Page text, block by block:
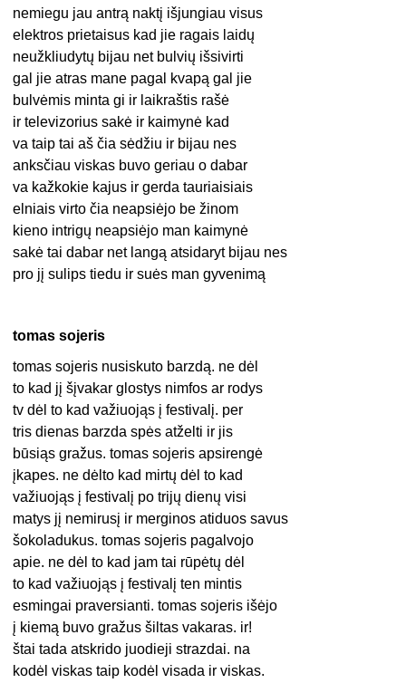
nemiegu jau antrą naktį išjungiau visus
elektros prietaisus kad jie ragais laidų
neužkliudytų bijau net bulvių išsivirti
gal jie atras mane pagal kvapą gal jie
bulvėmis minta gi ir laikraštis rašė
ir televizorius sakė ir kaimynė kad
va taip tai aš čia sėdžiu ir bijau nes
anksčiau viskas buvo geriau o dabar
va kažkokie kajus ir gerda tauriaisiais
elniais virto čia neapsiėjo be žinom
kieno intrigų neapsiėjo man kaimynė
sakė tai dabar net langą atsidaryt bijau nes
pro jį sulips tiedu ir suės man gyvenimą
tomas sojeris
tomas sojeris nusiskuto barzdą. ne dėl
to kad jį šįvakar glostys nimfos ar rodys
tv dėl to kad važiuojąs į festivalį. per
tris dienas barzda spės atželti ir jis
būsiąs gražus. tomas sojeris apsirengė
įkapes. ne dėlto kad mirtų dėl to kad
važiuojąs į festivalį po trijų dienų visi
matys jį nemirusį ir merginos atiduos savus
šokoladukus. tomas sojeris pagalvojo
apie. ne dėl to kad jam tai rūpėtų dėl
to kad važiuojąs į festivalį ten mintis
esmingai praversianti. tomas sojeris išėjo
į kiemą buvo gražus šiltas vakaras. ir!
štai tada atskrido juodieji strazdai. na
kodėl viskas taip kodėl visada ir viskas.